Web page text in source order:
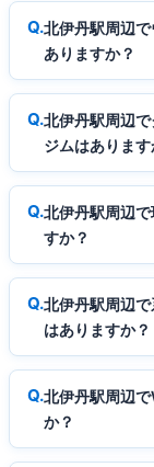
北伊丹駅周辺
ありますか？
北伊丹駅周辺
ジムはあります
北伊丹駅周辺
すか？
北伊丹駅周辺
はありますか？
北伊丹駅周辺
か？